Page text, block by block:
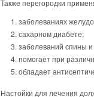
Также перегородки
заболеваниях
сахарном диабете;
заболеваний спины
помогает при
обладает
Настойки для лечения